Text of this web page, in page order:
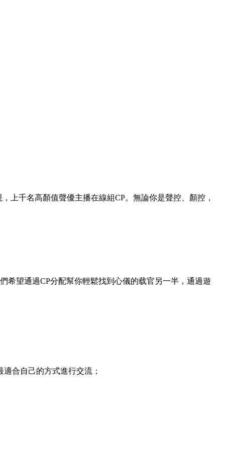
上千名高顏值聲優主播在線組CP。無論你是聲控、顏控，
希望通過CP分配幫你輕鬆找到心儀的载官另一半，通過遊
合自己的方式進行交流；